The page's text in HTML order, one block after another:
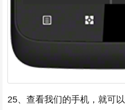
25、查看我们的手机，就可